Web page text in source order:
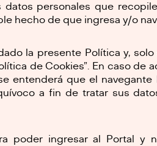
personales que
hecho de que ingresa y/o
la presente Política y,
de Cookies”. En caso de
entenderá que el navegante
a fin de tratar sus
poder ingresar al Portal y